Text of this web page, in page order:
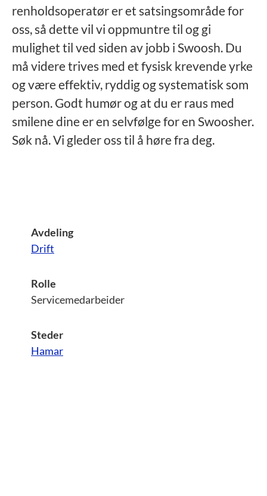
renholdsoperatør er et satsingsområde for
oss, så dette vil vi oppmuntre til og gi
mulighet til ved siden av jobb i Swoosh. Du
må videre trives med et fysisk krevende yrke
og være effektiv, ryddig og systematisk som
person. Godt humør og at du er raus med
smilene dine er en selvfølge for en Swoosher.
Søk nå. Vi gleder oss til å høre fra deg.
Avdeling
Drift
Rolle
Servicemedarbeider
Steder
Hamar